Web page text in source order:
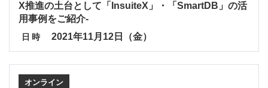
X推進の土台として「InsuiteX」・「SmartDB」の活
用事例をご紹介-
日時 2021年11月12日（金）
オンライン